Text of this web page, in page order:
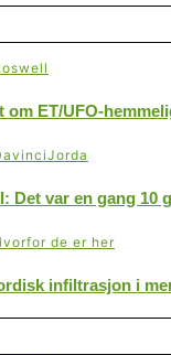
om ET/UFO-
Det var en gang 10
infiltrasjon i